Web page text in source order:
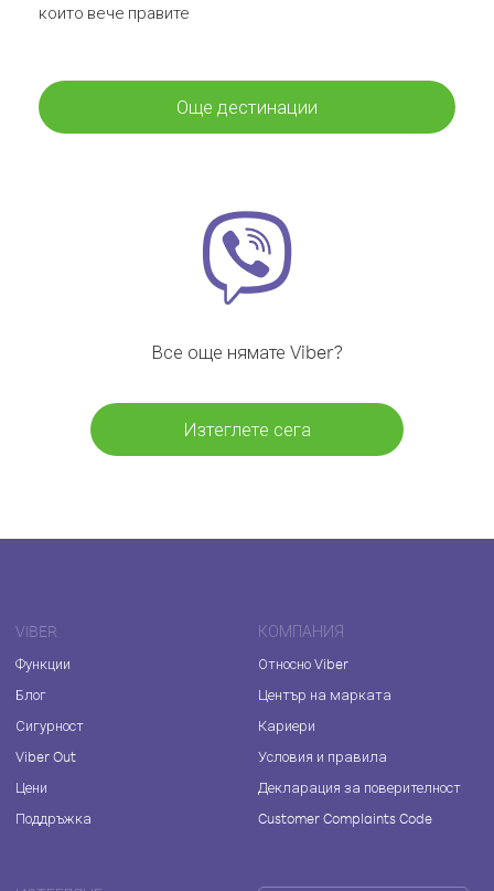
които вече правите
Още дестинации
Все още нямате Viber?
Изтеглете сега
VIBER
Функции
Блог
Сигурност
Viber Out
Цени
Поддръжка
КОМПАНИЯ
Относно Viber
Център на марката
Кариери
Условия и правила
Декларация за поверителност
Customer Complaints Code